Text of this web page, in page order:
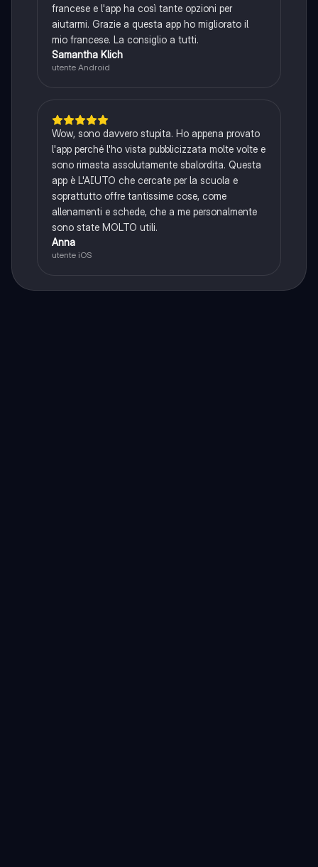
francese e l'app ha così tante opzioni per
aiutarmi. Grazie a questa app ho migliorato il
mio francese. La consiglio a tutti.
Samantha Klich
utente Android
Wow, sono davvero stupita. Ho appena provato
l'app perché l'ho vista pubblicizzata molte volte e
sono rimasta assolutamente sbalordita. Questa
app è L'AIUTO che cercate per la scuola e
soprattutto offre tantissime cose, come
allenamenti e schede, che a me personalmente
sono state MOLTO utili.
Anna
utente iOS